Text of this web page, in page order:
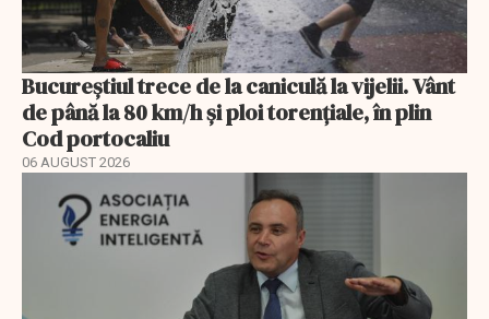
Bucureștiul trece de la caniculă la vijelii. Vânt
de până la 80 km/h și ploi torențiale, în plin
Cod portocaliu
06 AUGUST 2026